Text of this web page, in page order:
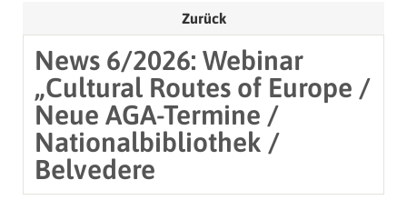
Zurück
News 6/2026: Webinar
„Cultural Routes of Europe /
Neue AGA-Termine /
Nationalbibliothek /
Belvedere